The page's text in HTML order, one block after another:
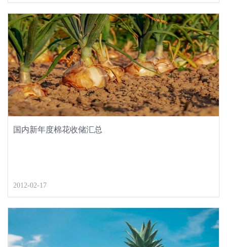
国内新年度棉花收储汇总
2012-02-17